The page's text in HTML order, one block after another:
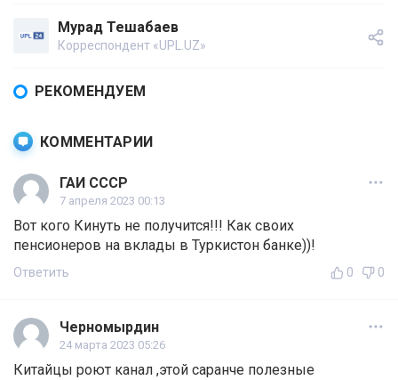
Мурад Тешабаев
Корреспондент «UPL.UZ»
РЕКОМЕНДУЕМ
КОММЕНТАРИИ
ГАИ СССР
7 апреля 2023 00:13
Вот кого Кинуть не получится!!! Как своих
пенсионеров на вклады в Туркистон банке))!
Ответить 0 0
Черномырдин
24 марта 2023 05:26
Китайцы роют канал ,этой саранче полезные